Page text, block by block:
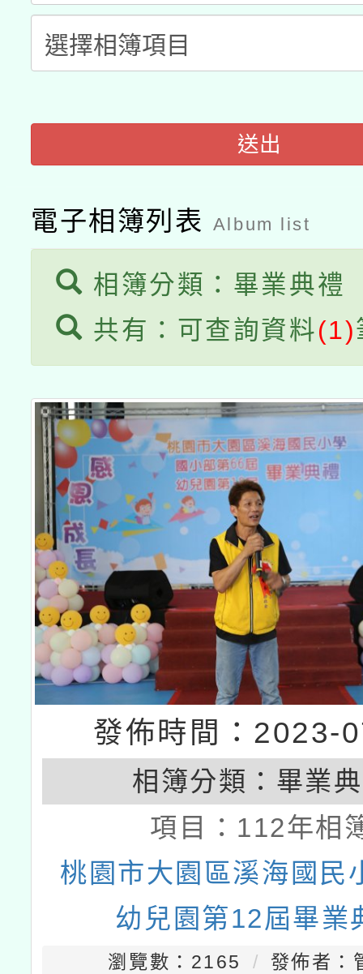
薪期間赴陸應申請許可
轉知經濟部水利署委託
業技術研究院辦理「
115年8月22日(星期六
開 智慧啟航」
「2026桃園藝術巡演
送出
電子相簿列表 Album list
相簿分類：畢業典禮
共有：可查詢資料(1)
發佈時間：2023-
相簿分類： 畢業
項目： 112年相
桃園市大園區溪海國民
幼兒園第12屆畢業
瀏覽數：2165 發佈者：